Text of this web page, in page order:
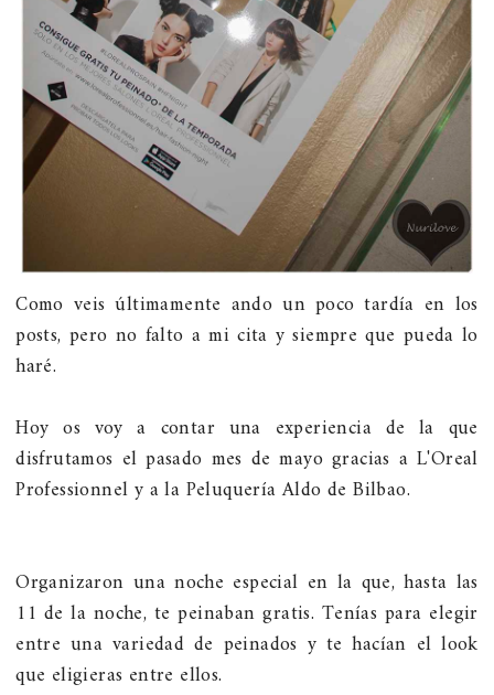
Como veis últimamente ando un poco tardía en los
posts, pero no falto a mi cita y siempre que pueda lo
haré.
Hoy os voy a contar una experiencia de la que
disfrutamos el pasado mes de mayo gracias a L'Oreal
Professionnel y a la Peluquería Aldo de Bilbao.
Organizaron una noche especial en la que, hasta las
11 de la noche, te peinaban gratis. Tenías para elegir
entre una variedad de peinados y te hacían el look
que eligieras entre ellos.